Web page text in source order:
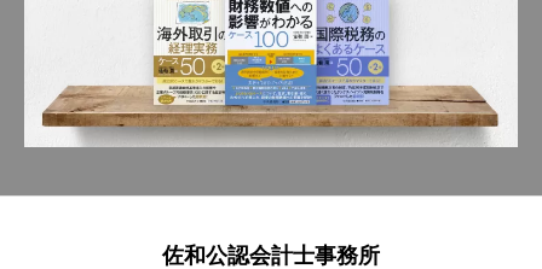
佐和公認会計士事務所